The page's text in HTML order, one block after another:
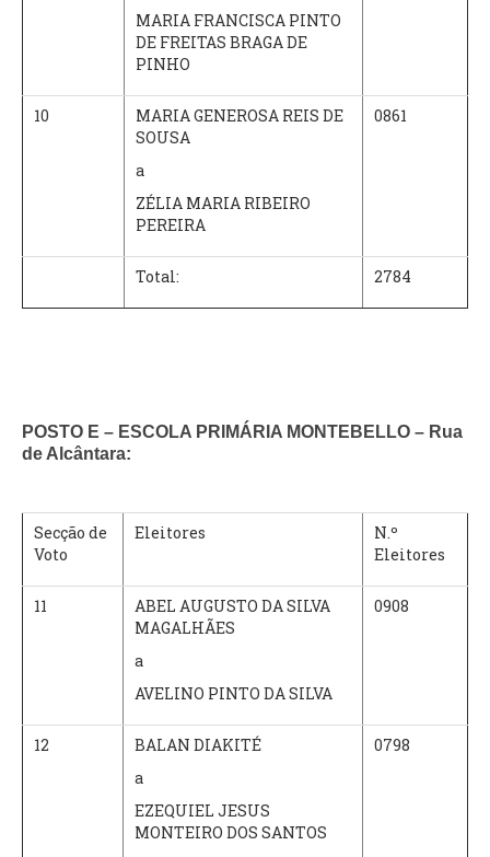
MARIA FRANCISCA PINTO
DE FREITAS BRAGA DE
PINHO
10
MARIA GENEROSA REIS DE
SOUSA
a
ZÉLIA MARIA RIBEIRO
PEREIRA
0861
Total: 2784
POSTO E – ESCOLA PRIMÁRIA MONTEBELLO – Rua
de Alcântara:
Secção de
Voto
Eleitores
N.º
Eleitores
11
ABEL AUGUSTO DA SILVA
MAGALHÃES
a
AVELINO PINTO DA SILVA
0908
12
BALAN DIAKITÉ
a
EZEQUIEL JESUS
MONTEIRO DOS SANTOS
0798